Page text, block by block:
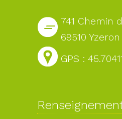
741 Chemin
69510 Yzeron
GPS :